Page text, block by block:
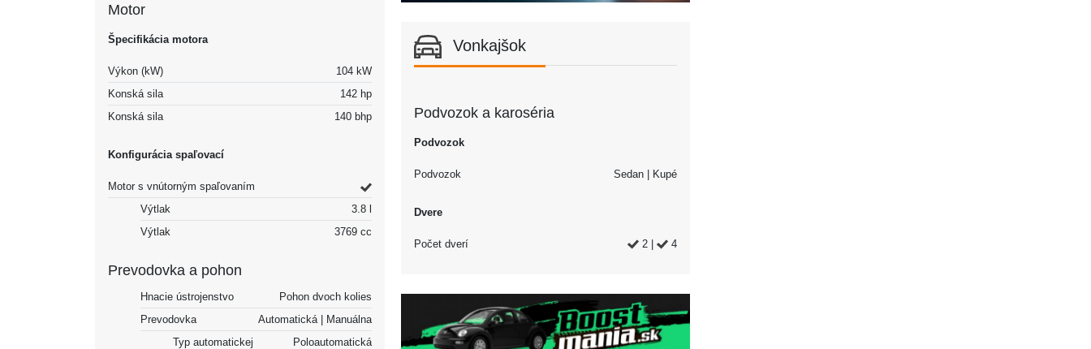
Motor
Špecifikácia motora
Výkon (kW)
104 kW
Konská sila
142 hp
Konská sila
140 bhp
Konfigurácia spaľovací
Motor s vnútorným spaľovaním
Výtlak
3.8 l
Výtlak
3769 cc
Prevodovka a pohon
Hnacie ústrojenstvo
Pohon dvoch kolies
Prevodovka
Automatická | Manuálna
Typ automatickej
Poloautomatická
Vonkajšok
Podvozok a karoséria
Podvozok
Podvozok Sedan | Kupé
Dvere
Počet dverí 2 | 4